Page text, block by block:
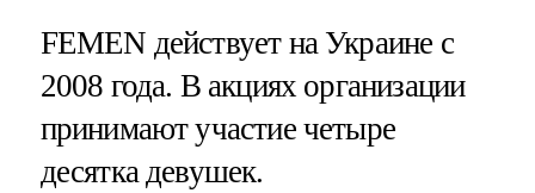
FEMEN действует на Украине с
2008 года. В акциях организации
принимают участие четыре
десятка девушек.